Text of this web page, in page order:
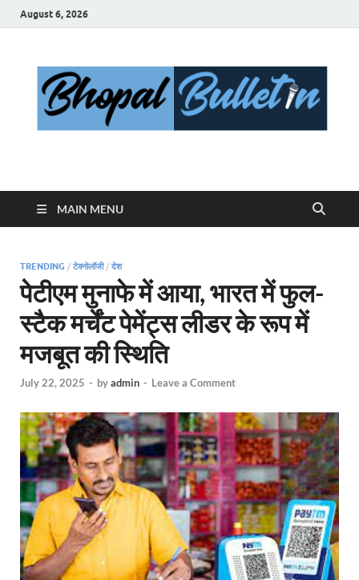
August 6, 2026
Bhopal Bulletin
MAIN MENU
TRENDING / टेक्नोलॉजी/ देश
पेटीएम मुनाफे में आया, भारत में फुल-
स्टैक मर्चेंट पेमेंट्स लीडर के रूप में
मजबूत की स्थिति
July 22, 2025 - byadmin - Leave a Comment